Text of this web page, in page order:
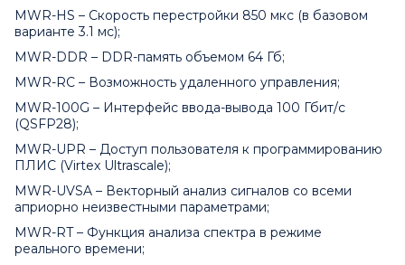
MWR-HS – Скорость перестройки 850 мкс (в базовом
варианте 3.1 мс);
MWR-DDR – DDR-память объемом 64 Гб;
MWR-RC – Возможность удаленного управления;
MWR-100G – Интерфейс ввода-вывода 100 Гбит/с
(QSFP28);
MWR-UPR – Доступ пользователя к программированию
ПЛИС (Virtex Ultrascale);
MWR-UVSA – Векторный анализ сигналов со всеми
априорно неизвестными параметрами;
MWR-RT – Функция анализа спектра в режиме
реального времени;